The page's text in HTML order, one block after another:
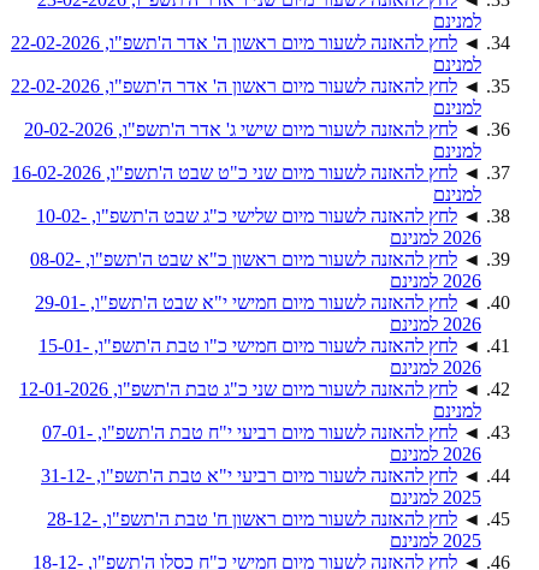
למנינם
◄
לחץ להאזנה לשעור מיום ראשון ה' אדר ה'תשפ"ו, 22-02-2026
למנינם
◄
לחץ להאזנה לשעור מיום ראשון ה' אדר ה'תשפ"ו, 22-02-2026
למנינם
◄
לחץ להאזנה לשעור מיום שישי ג' אדר ה'תשפ"ו, 20-02-2026
למנינם
◄
לחץ להאזנה לשעור מיום שני כ"ט שבט ה'תשפ"ו, 16-02-2026
למנינם
◄
לחץ להאזנה לשעור מיום שלישי כ"ג שבט ה'תשפ"ו, 10-02-
2026 למנינם
◄
לחץ להאזנה לשעור מיום ראשון כ"א שבט ה'תשפ"ו, 08-02-
2026 למנינם
◄
לחץ להאזנה לשעור מיום חמישי י"א שבט ה'תשפ"ו, 29-01-
2026 למנינם
◄
לחץ להאזנה לשעור מיום חמישי כ"ו טבת ה'תשפ"ו, 15-01-
2026 למנינם
◄
לחץ להאזנה לשעור מיום שני כ"ג טבת ה'תשפ"ו, 12-01-2026
למנינם
◄
לחץ להאזנה לשעור מיום רביעי י"ח טבת ה'תשפ"ו, 07-01-
2026 למנינם
◄
לחץ להאזנה לשעור מיום רביעי י"א טבת ה'תשפ"ו, 31-12-
2025 למנינם
◄
לחץ להאזנה לשעור מיום ראשון ח' טבת ה'תשפ"ו, 28-12-
2025 למנינם
◄
לחץ להאזנה לשעור מיום חמישי כ"ח כסלו ה'תשפ"ו, 18-12-